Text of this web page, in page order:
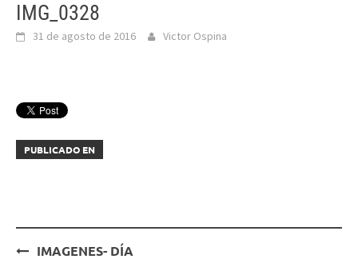
IMG_0328
31 de agosto de 2016 Victor Ospina
PUBLICADO EN
Navegación
IMAGENES- DÍA